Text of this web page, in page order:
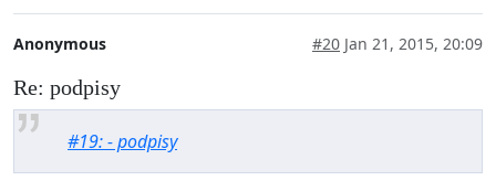
Anonymous #20 Jan 21, 2015, 20:09
Re: podpisy
#19: - podpisy